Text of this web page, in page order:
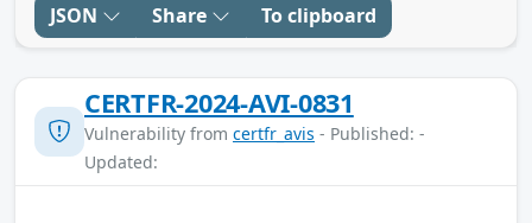
JSON Share To clipboard
CERTFR-2024-AVI-0831
Vulnerability from certfr_avis - Published: -
Updated: